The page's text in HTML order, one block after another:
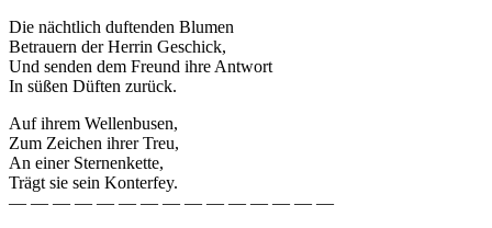
Die nächtlich duftenden Blumen
Betrauern der Herrin Geschick,
Und senden dem Freund ihre Antwort
In süßen Düften zurück.
Auf ihrem Wellenbusen,
Zum Zeichen ihrer Treu,
An einer Sternenkette,
Trägt sie sein Konterfey.
— — — — — — — — — — — — — — —